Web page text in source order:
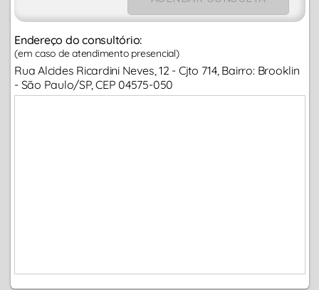
Endereço do consultório:
(em caso de atendimento presencial)
Rua Alcides Ricardini Neves, 12 - Cjto 714, Bairro: Brooklin
- São Paulo/SP, CEP 04575-050